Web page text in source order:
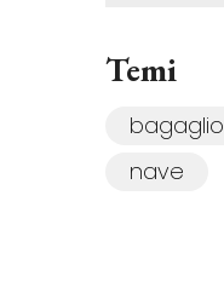
Temi
bagaglio
nave